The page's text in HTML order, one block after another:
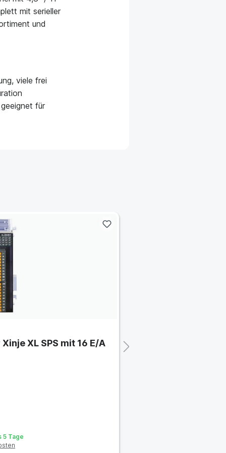
XL SPS mit 16 E/A
5 Tage
mit serieller
und
viele frei
für